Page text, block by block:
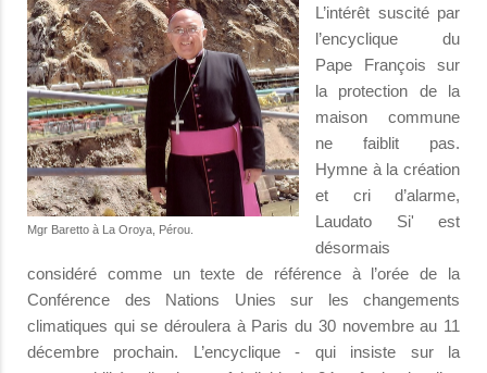
Mgr Baretto à La Oroya, Pérou.
L’intérêt suscité par
l’encyclique du
Pape François sur
la protection de la
maison commune
ne faiblit pas.
Hymne à la création
et cri d’alarme,
Laudato Si' est
désormais
considéré comme un texte de référence à l’orée de la
Conférence des Nations Unies sur les changements
climatiques qui se déroulera à Paris du 30 novembre au 11
décembre prochain. L’encyclique - qui insiste sur la